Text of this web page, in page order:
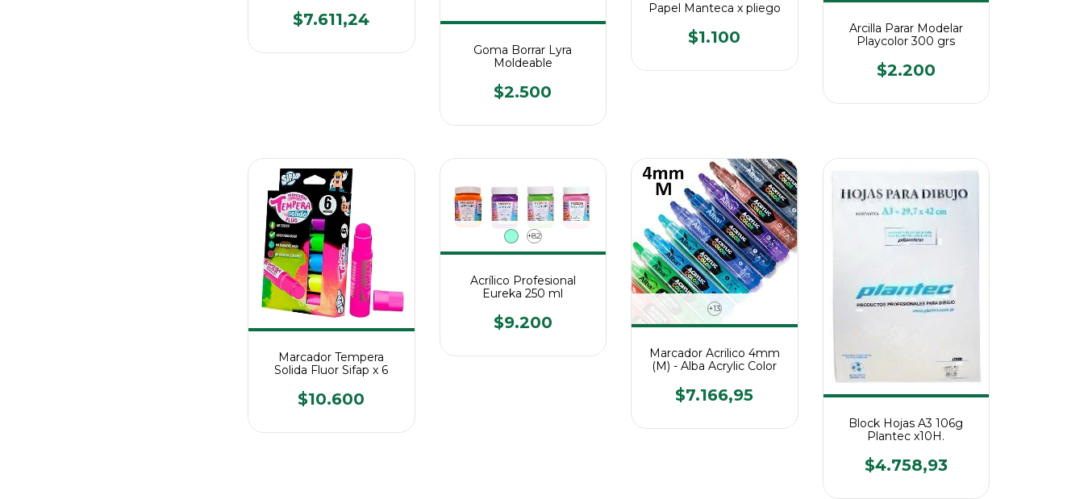
$7.611,24
Goma Borrar Lyra
Moldeable
$2.500
Papel Manteca x pliego
$1.100
Arcilla Parar Modelar
Playcolor 300 grs
$2.200
Marcador Tempera
Solida Fluor Sifap x 6
$10.600
+82
Acrílico Profesional
Eureka 250 ml
$9.200
+13
Marcador Acrilico 4mm
(M) - Alba Acrylic Color
$7.166,95
Block Hojas A3 106g
Plantec x10H.
$4.758,93